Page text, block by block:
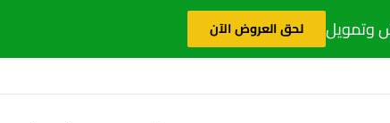
لحق العروض الآن